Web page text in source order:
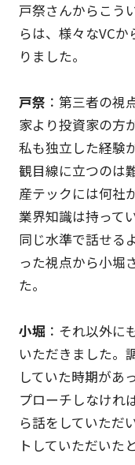
戸祭さんからこう
らは、様々なVC
りました。
戸祭 ：第三者の視
家より投資家の方
私も独立した経験
観目線に立つのは
産テックには何社
業界知識は持って
同じ水準で話せる
った視点から小堀
た。
小堀 ：それ以外に
いただきました。
していた時期があ
プローチしなけれ
ら話をしていただ
トしていただいた